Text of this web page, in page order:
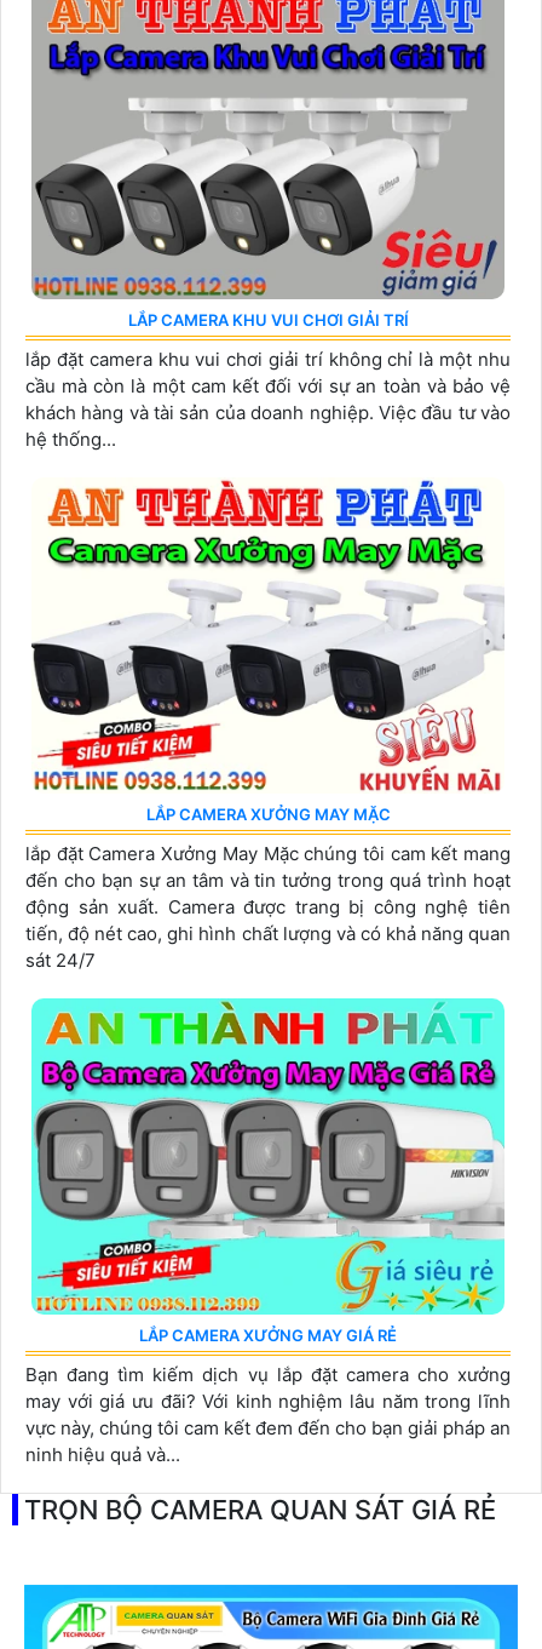
LẮP CAMERA KHU VUI CHƠI GIẢI TRÍ
lắp đặt camera khu vui chơi giải trí không chỉ là một nhu
cầu mà còn là một cam kết đối với sự an toàn và bảo vệ
khách hàng và tài sản của doanh nghiệp. Việc đầu tư vào
hệ thống...
LẮP CAMERA XƯỞNG MAY MẶC
lắp đặt Camera Xưởng May Mặc chúng tôi cam kết mang
đến cho bạn sự an tâm và tin tưởng trong quá trình hoạt
động sản xuất. Camera được trang bị công nghệ tiên
tiến, độ nét cao, ghi hình chất lượng và có khả năng quan
sát 24/7
LẮP CAMERA XƯỞNG MAY GIÁ RẺ
Bạn đang tìm kiếm dịch vụ lắp đặt camera cho xưởng
may với giá ưu đãi? Với kinh nghiệm lâu năm trong lĩnh
vực này, chúng tôi cam kết đem đến cho bạn giải pháp an
ninh hiệu quả và...
TRỌN BỘ CAMERA QUAN SÁT GIÁ RẺ